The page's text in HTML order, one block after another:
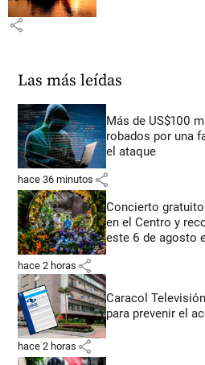
share
Las más leídas
Más de US$100
robados por una
el ataque
hace 36 minutos share
Concierto
en el Centro y
este 6 de agosto
hace 2 horas share
Caracol
para prevenir el
hace 2 horas share